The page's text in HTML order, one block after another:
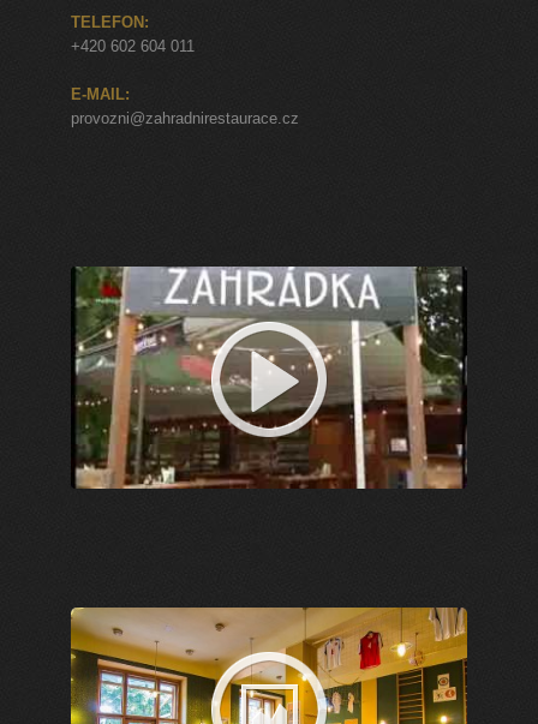
TELEFON:
+420 602 604 011
E-MAIL:
provozni@zahradnirestaurace.cz